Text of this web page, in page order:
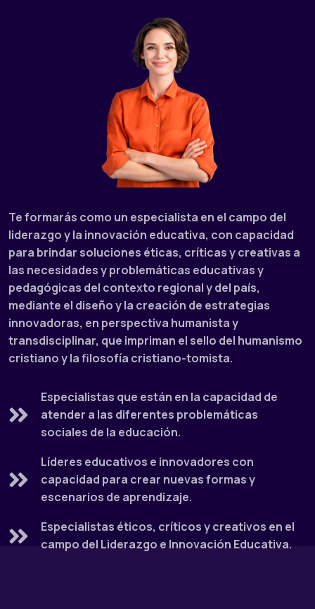
Te formarás como un especialista en el campo del
liderazgo y la innovación educativa, con capacidad
para brindar soluciones éticas, críticas y creativas a
las necesidades y problemáticas educativas y
pedagógicas del contexto regional y del país,
mediante el diseño y la creación de estrategias
innovadoras, en perspectiva humanista y
transdisciplinar, que impriman el sello del humanismo
cristiano y la filosofía cristiano-tomista.
Especialistas que están en la capacidad de
atender a las diferentes problemáticas
sociales de la educación.
Líderes educativos e innovadores con
capacidad para crear nuevas formas y
escenarios de aprendizaje.
Especialistas éticos, críticos y creativos en el
campo del Liderazgo e Innovación Educativa.